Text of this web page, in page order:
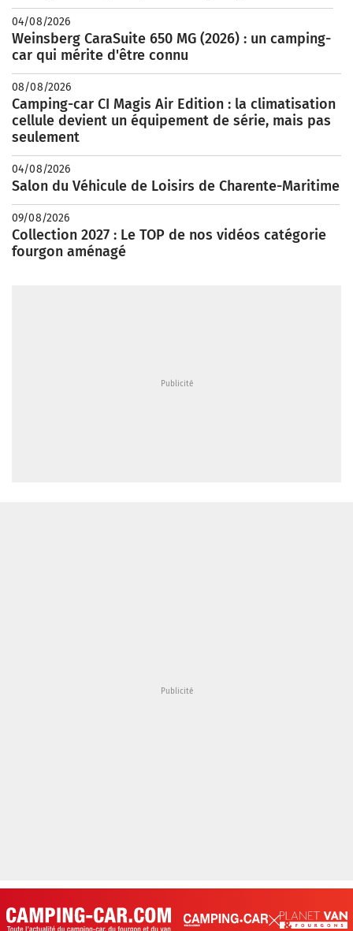
04/08/2026
Weinsberg CaraSuite 650 MG (2026) : un camping-
car qui mérite d'être connu
08/08/2026
Camping-car CI Magis Air Edition : la climatisation
cellule devient un équipement de série, mais pas
seulement
04/08/2026
Salon du Véhicule de Loisirs de Charente-Maritime
09/08/2026
Collection 2027 : Le TOP de nos vidéos catégorie
fourgon aménagé